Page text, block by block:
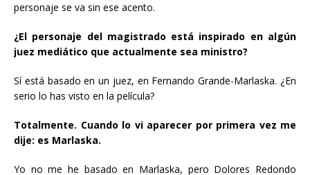
personaje se va sin ese acento.
¿El personaje del magistrado está inspirado en algún
juez mediático que actualmente sea ministro?
Sí está basado en un juez, en Fernando Grande-Marlaska. ¿En
serio lo has visto en la película?
Totalmente. Cuando lo vi aparecer por primera vez me
dije: es Marlaska.
Yo no me he basado en Marlaska, pero Dolores Redondo